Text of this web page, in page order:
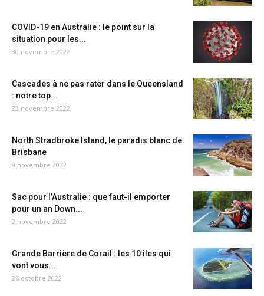
COVID-19 en Australie : le point sur la
situation pour les...
30 novembre 2022
Cascades à ne pas rater dans le Queensland
: notre top...
23 novembre 2022
North Stradbroke Island, le paradis blanc de
Brisbane
9 novembre 2022
Sac pour l’Australie : que faut-il emporter
pour un an Down...
2 novembre 2022
Grande Barrière de Corail : les 10 îles qui
vont vous...
26 octobre 2022